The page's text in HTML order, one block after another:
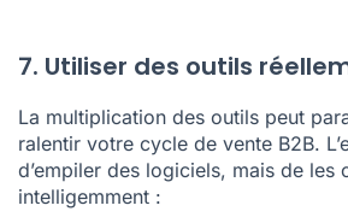
7. Utiliser des outils
La multiplication des outils peut
ralentir votre cycle de vente B2B.
d’empiler des logiciels, mais de les
intelligemment :